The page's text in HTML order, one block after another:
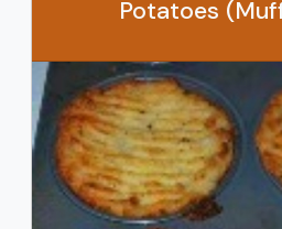
Potatoes